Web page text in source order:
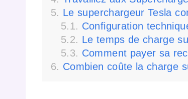
Le superchargeur Tesla
Configuration
Le temps de charge
Comment payer sa
Combien coûte la charge